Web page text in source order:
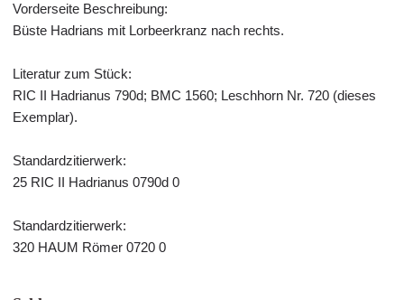
Vorderseite Beschreibung:
Büste Hadrians mit Lorbeerkranz nach rechts.
Literatur zum Stück:
RIC II Hadrianus 790d; BMC 1560; Leschhorn Nr. 720 (dieses
Exemplar).
Standardzitierwerk:
25 RIC II Hadrianus 0790d 0
Standardzitierwerk:
320 HAUM Römer 0720 0